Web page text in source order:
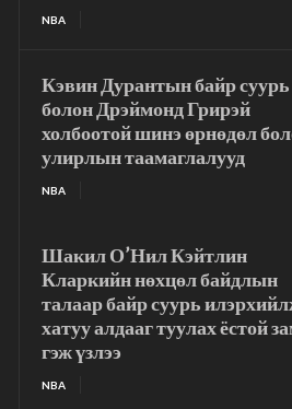
NBA
Кэвин Дурантын байр суурь
болон Дрэймонд Грирэй
холбоотой шинэ өрнөдөл
улирлын таамаглалууд
NBA
Шакил О’Нил Кэйтлин
Кларкийн нөхцөл байдлын
талаар байр суурь
хатуу алдааг туулах ёстой
гэж үзлээ
NBA